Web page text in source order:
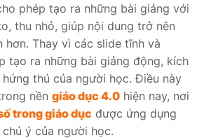
phép tạo ra những bài giảng với
thu nhỏ, giúp nội dung trở nên
hơn. Thay vì các slide tĩnh và
tạo ra những bài giảng động, kích
thú của người học. Điều này
nền giáo dục 4.0 hiện nay, nơi
trong giáo dục được ứng dụng
ý của người học.